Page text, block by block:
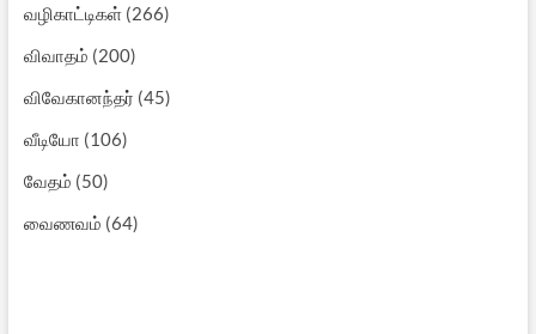
வழிகாட்டிகள்(266)
விவாதம் (200)
விவேகானந்தர் (45)
வீடியோ (106)
வேதம் (50)
வைணவம் (64)